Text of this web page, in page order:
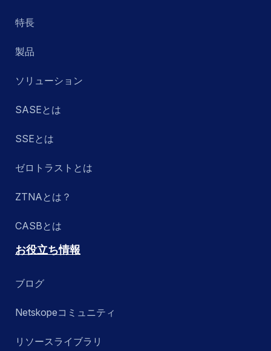
SASE Branch
SD-WAN
Secure Access Service Edge (SASE)
セキュリティサービスエッジ (SSE)
SkopeAI
他ソリューションとの統合
Zero Trust Engine
特長
製品
ソリューション
SASEとは
SSEとは
ゼロトラストとは
ZTNAとは？
CASBとは
お役立ち情報
ブログ
Netskopeコミュニティ
リソースライブラリ